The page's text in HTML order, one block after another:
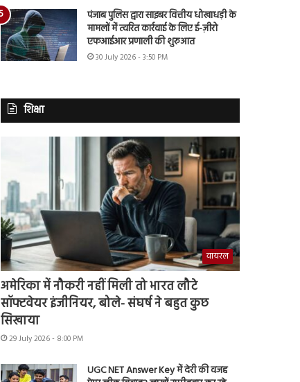
पंजाब पुलिस द्वारा साइबर वित्तीय धोखाधड़ी के
मामलों में त्वरित कार्रवाई के लिए ई-ज़ीरो
एफआईआर प्रणाली की शुरुआत
30 July 2026 - 3:50 PM
शिक्षा
वायरल
अमेरिका में नौकरी नहीं मिली तो भारत लौटे
सॉफ्टवेयर इंजीनियर, बोले- संघर्ष ने बहुत कुछ
सिखाया
29 July 2026 - 8:00 PM
UGC NET Answer Key में देरी की वजह